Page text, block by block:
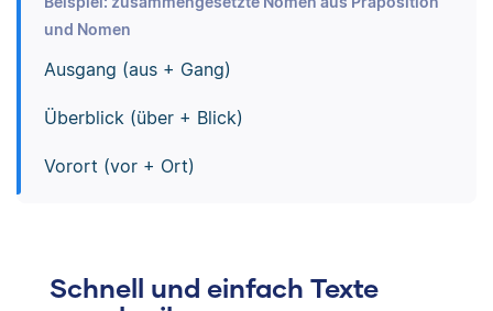
und Nomen
Ausgang (aus + Gang)
Überblick (über + Blick)
Vorort (vor + Ort)
Schnell und einfach Texte